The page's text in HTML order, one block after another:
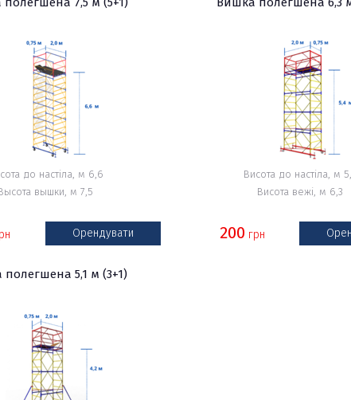
до настіла, м 6,6
вышки, м 7,5
Орендувати
Висота до настіла, м
Висота вежі, м 6,3
200 грн
5,1 м (3+1)